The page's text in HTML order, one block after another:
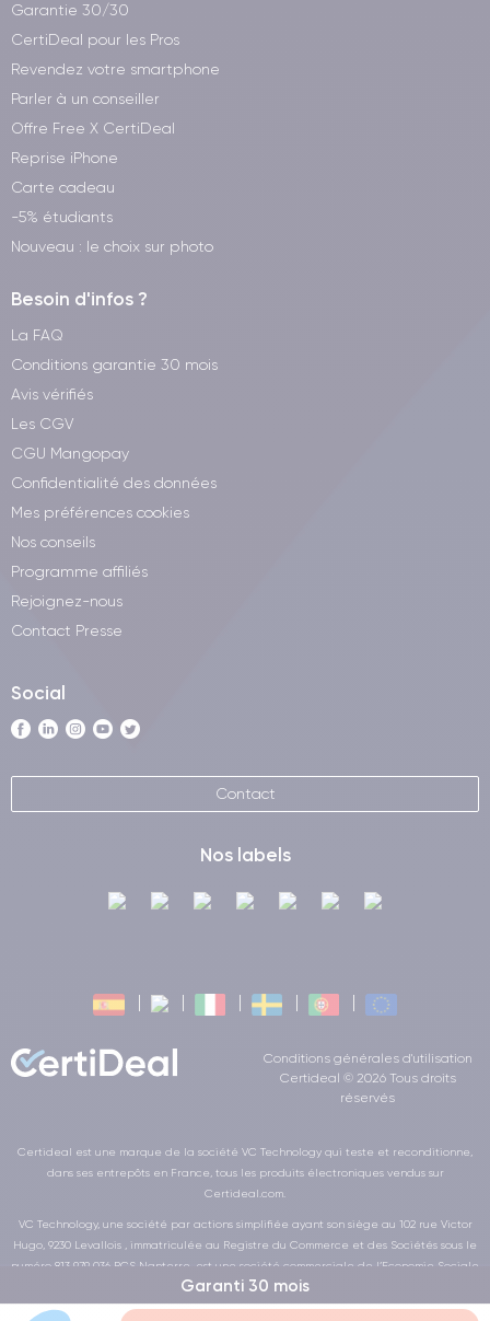
Garanti 30 mois
Garantie 30/30
CertiDeal pour les Pros
Revendez votre smartphone
Parler à un conseiller
Offre Free X CertiDeal
Reprise iPhone
Carte cadeau
-5% étudiants
Nouveau : le choix sur photo
Besoin d'infos ?
La FAQ
Conditions garantie 30 mois
Avis vérifiés
Les CGV
CGU Mangopay
Confidentialité des données
Mes préférences cookies
Nos conseils
Programme affiliés
Rejoignez-nous
Contact Presse
Social
Contact
Nos labels
Conditions générales d'utilisation
Certideal © 2026 Tous droits
réservés
Certideal est une marque de la société VC Technology qui teste et reconditionne,
dans ses entrepôts en France, tous les produits électroniques vendus sur
Certideal.com.
VC Technology, une société par actions simplifiée ayant son siège au 102 rue Victor
Hugo, 9230 Levallois , immatriculée au Registre du Commerce et des Sociétés sous le
numéro 813 979 036 RCS Nanterre, est une société commerciale de l’Economie Sociale
et Solidaire au sens de la loi de la LOI n° 2014-856 du 31 juillet 2014